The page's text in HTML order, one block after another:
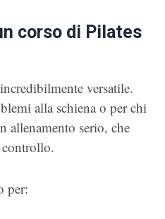
corso di Pilates
versatile.
alla schiena o per chi
allenamento serio, che
controllo.
per: